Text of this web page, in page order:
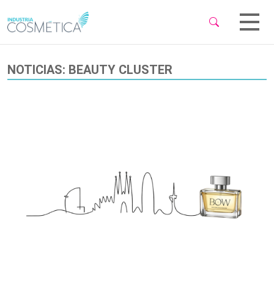
Menu
NOTICIAS: BEAUTY CLUSTER